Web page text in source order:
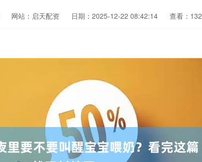
网站：启天配资 日期：2025-12-22 08:42:14 查看：132